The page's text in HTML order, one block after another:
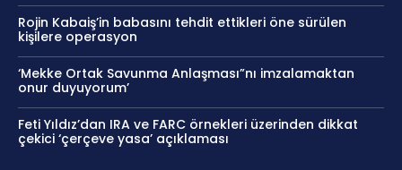
Rojin Kabaiş’in babasını tehdit ettikleri öne sürülen
kişilere operasyon
‘Mekke Ortak Savunma Anlaşması”nı imzalamaktan
onur duyuyorum’
Feti Yıldız’dan IRA ve FARC örnekleri üzerinden dikkat
çekici ‘çerçeve yasa’ açıklaması